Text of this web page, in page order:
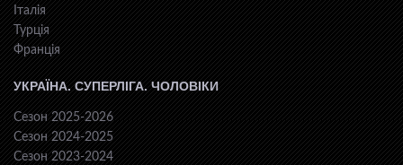
Італія
Турція
Франція
УКРАЇНА. СУПЕРЛІГА. ЧОЛОВІКИ
Сезон 2025-2026
Сезон 2024-2025
Сезон 2023-2024